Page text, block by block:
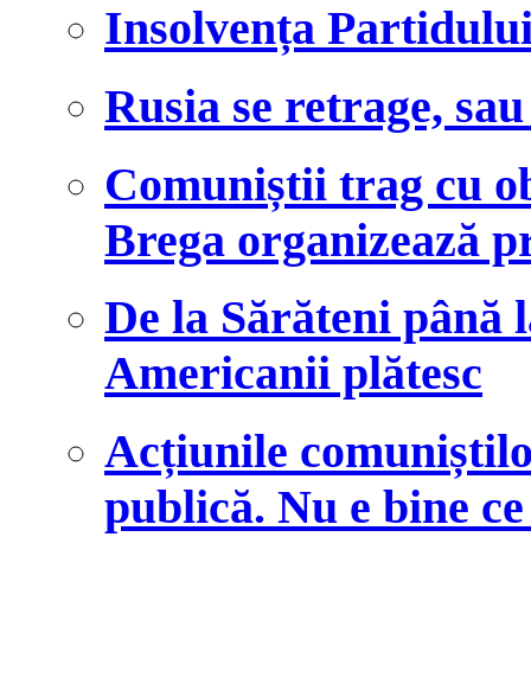
Insolvența
Rusia se retrage,
Comuniștii trag cu
Brega organizează
De la Sărăteni până
Americanii plătesc
Acțiunile
publică. Nu e bine